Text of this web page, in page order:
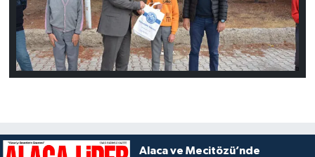
Alaca ve Mecitözü’nde